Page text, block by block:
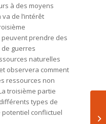
à des moyens
de l’intérêt
prendre des
guerres
naturelles
observera comment
ressources non
troisième partie
types de
conflictuel